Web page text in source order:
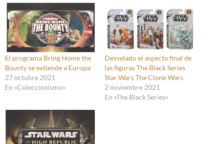
El programa Bring Home the
Bounty se extiende a Europa
27 octubre 2021
En «Coleccionismo»
Desvelado el aspecto final de
las figuras The Black Series
Star Wars The Clone Wars
2 noviembre 2021
En «The Black Series»